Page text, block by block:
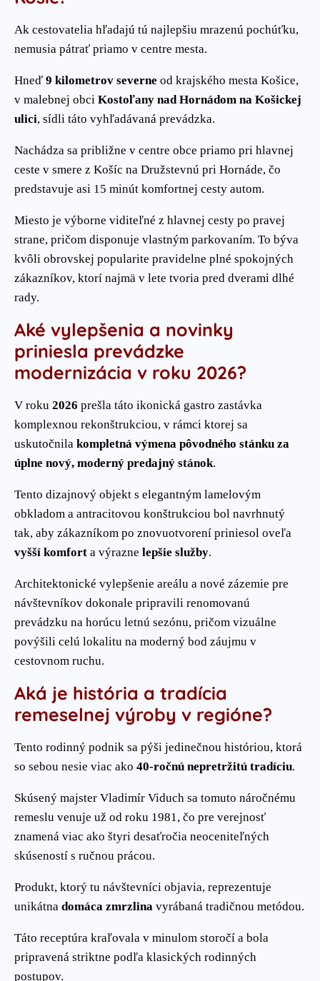
Ak cestovatelia hľadajú tú najlepšiu mrazenú pochúťku,
nemusia pátrať priamo v centre mesta.
Hneď 9 kilometrov severne od krajského mesta Košice,
v malebnej obci Kostoľany nad Hornádom na Košickej
ulici, sídli táto vyhľadávaná prevádzka.
Nachádza sa približne v centre obce priamo pri hlavnej
ceste v smere z Košíc na Družstevnú pri Hornáde, čo
predstavuje asi 15 minút komfortnej cesty autom.
Miesto je výborne viditeľné z hlavnej cesty po pravej
strane, pričom disponuje vlastným parkovaním. To býva
kvôli obrovskej popularite pravidelne plné spokojných
zákazníkov, ktorí najmä v lete tvoria pred dverami dlhé
rady.
Aké vylepšenia a novinky
priniesla prevádzke
modernizácia v roku 2026?
V roku 2026 prešla táto ikonická gastro zastávka
komplexnou rekonštrukciou, v rámci ktorej sa
uskutočnila kompletná výmena pôvodného stánku za
úplne nový, moderný predajný stánok.
Tento dizajnový objekt s elegantným lamelovým
obkladom a antracitovou konštrukciou bol navrhnutý
tak, aby zákazníkom po znovuotvorení priniesol oveľa
vyšší komfort a výrazne lepšie služby.
Architektonické vylepšenie areálu a nové zázemie pre
návštevníkov dokonale pripravili renomovanú
prevádzku na horúcu letnú sezónu, pričom vizuálne
povýšili celú lokalitu na moderný bod záujmu v
cestovnom ruchu.
Aká je história a tradícia
remeselnej výroby v regióne?
Tento rodinný podnik sa pýši jedinečnou históriou, ktorá
so sebou nesie viac ako 40-ročnú nepretržitú tradíciu.
Skúsený majster Vladimír Viduch sa tomuto náročnému
remeslu venuje už od roku 1981, čo pre verejnosť
znamená viac ako štyri desaťročia neoceniteľných
skúseností s ručnou prácou.
Produkt, ktorý tu návštevníci objavia, reprezentuje
unikátna domáca zmrzlina vyrábaná tradičnou metódou.
Táto receptúra kraľovala v minulom storočí a bola
pripravená striktne podľa klasických rodinných
postupov.